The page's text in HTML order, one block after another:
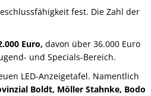
fest. Die Zahl der
Euro, davon über 36.000 Euro
und Specials-Bereich.
LED-Anzeigetafel. Namentlich
Boldt, Möller Stahnke, Bodo